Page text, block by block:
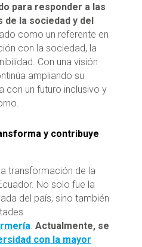
para responder a las
la sociedad y del
como un referente en
con la sociedad, la
Con una visión
ampliando su
un futuro inclusivo y
y contribuye
transformación de la
No solo fue la
del país, sino también
. Actualmente, se
con la mayor